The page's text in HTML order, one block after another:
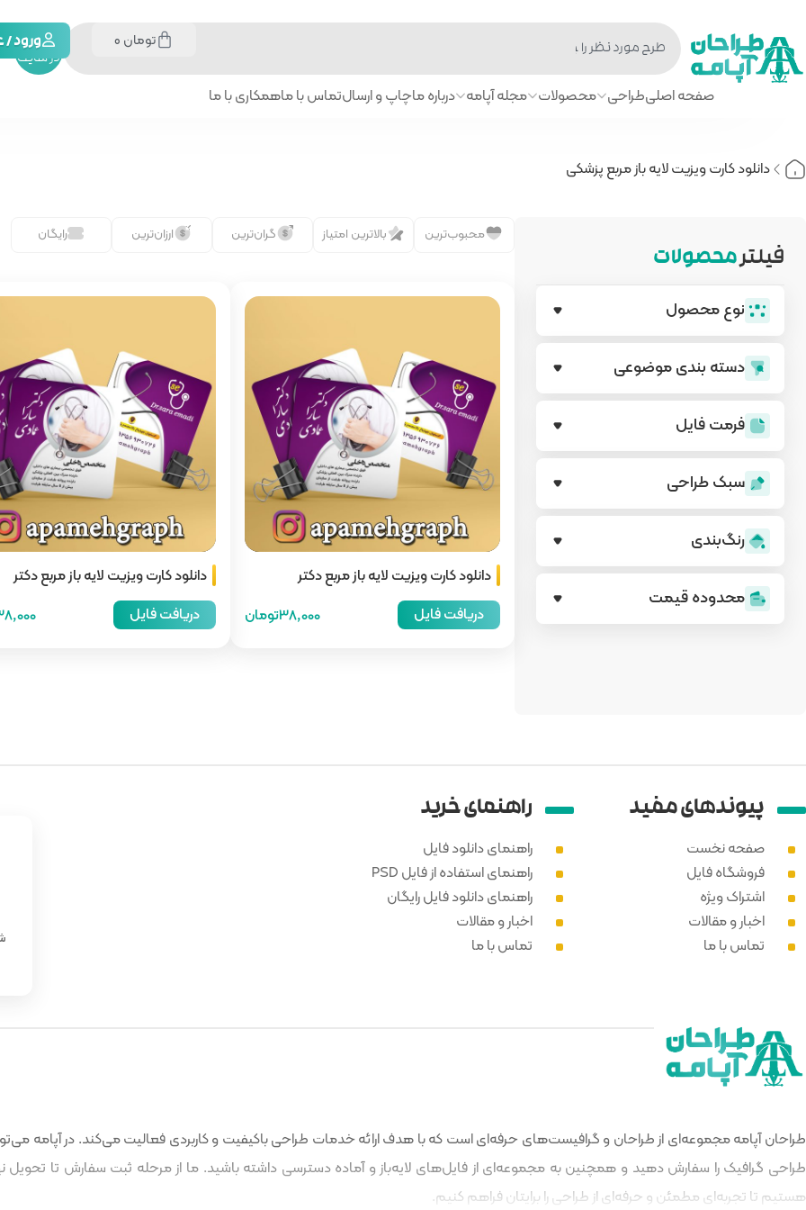
جستجو
در سایت
تومان ورود
صفحه اصلیطراحی محصولات مجله آپامه درباره ماچاپ و ارسالتماس با ماهمکاری با ما
دانلود کارت ویزیت لایه باز مربع پزشکی
فیلترمحصولات
نوع محصول
دسته بندی‌ موضوعی
فرمت فایل
سبک طراحی
رنگ‌بندی
محدوده قیمت
محبوب‌ترین بالاترین امتیاز گران‌ترین ارزان‌ترین رایگان
دانلود کارت ویزیت لایه باز مربع دکتر
دریافت فایل
38,000تومان
دانلود کارت ویزیت لایه باز مربع دکتر
دریافت فایل
پیوند‌های مفید
صفحه نخست
فروشگاه فایل
اشتراک ویژه
اخبار و مقالات
تماس با ما
راهنمای خرید
راهنمای دانلود فایل
راهنمای استفاده از فایل PSD
راهنمای دانلود فایل رایگان
اخبار و مقالات
تماس با ما
طراحان آپامه مجموعه‌ای از طراحان و گرافیست‌های حرفه‌ای است که با هدف ارائه خدمات طراحی باکیفیت و کاربردی فعالیت می‌کند. در آپامه
طراحی گرافیک را سفارش دهید و همچنین به مجموعه‌ای از فایل‌های لایه‌باز و آماده دسترسی داشته باشید. ما از مرحله ثبت سفارش تا تحویل
هستیم تا تجربه‌ای مطمئن و حرفه‌ای از طراحی را برایتان فراهم کنیم.